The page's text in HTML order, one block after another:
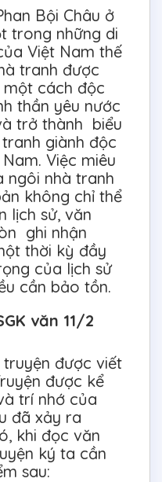
Bội Châu ở
trong những di
Việt Nam thế
tranh được
cách độc
thần yêu nước
trở thành biểu
giành độc
Việc miêu
ngôi nhà tranh
không chỉ thể
lịch sử, văn
ghi nhận
thời kỳ đầy
của lịch sử
cần bảo tồn.
văn 11/2
được viết
được kể
trí nhớ của
đã xảy ra
khi đọc văn
ký ta cần
sau: